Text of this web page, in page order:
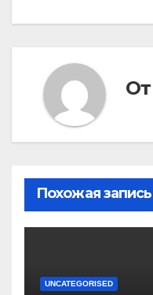
От
Похожая запись
UNCATEGORISED